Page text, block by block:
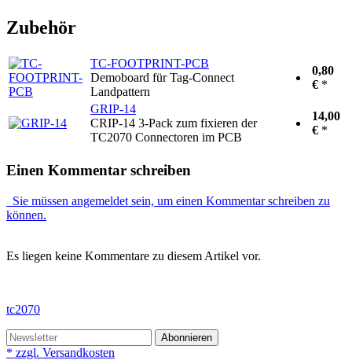
Zubehör
TC-FOOTPRINT-PCB
Demoboard für Tag-Connect
Landpattern
0,80
€ *
GRIP-14
CRIP-14 3-Pack zum fixieren der
TC2070 Connectoren im PCB
14,00
€ *
Einen Kommentar schreiben
Sie müssen angemeldet sein, um einen Kommentar schreiben zu
können.
Es liegen keine Kommentare zu diesem Artikel vor.
tc2070
Abonnieren
* zzgl. Versandkosten